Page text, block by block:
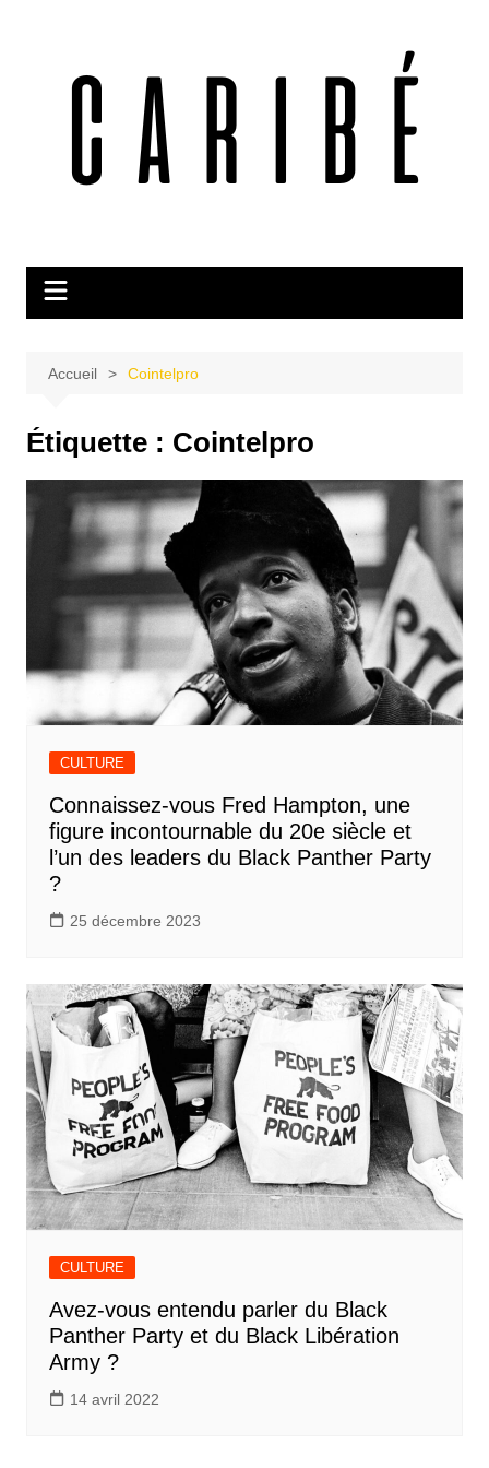
Accueil Cointelpro
Étiquette : Cointelpro
CULTURE
Connaissez-vous Fred Hampton, une
figure incontournable du 20e siècle et
l’un des leaders du Black Panther Party
?
25 décembre 2023
CULTURE
Avez-vous entendu parler du Black
Panther Party et du Black Libération
Army ?
14 avril 2022